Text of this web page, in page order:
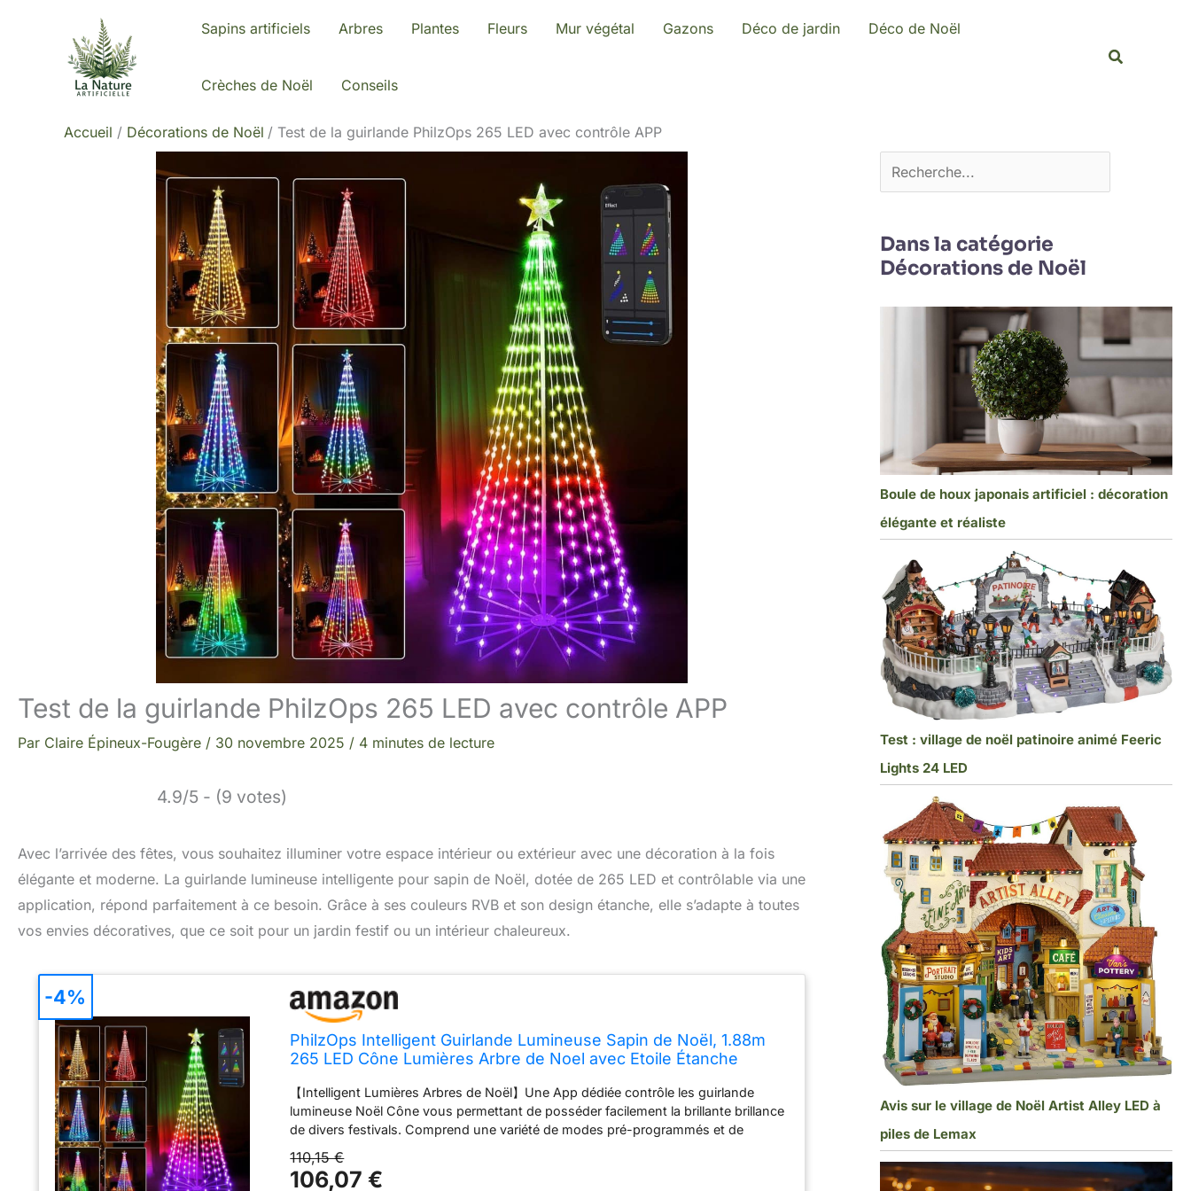
Sapins artificiels Arbres Plantes Fleurs Mur végétal Gazons Déco de jardin Déco de Noël
Crèches de Noël Conseils
Accueil Décorations de Noël Test de la guirlande PhilzOps 265 LED avec contrôle APP
Test de la guirlande PhilzOps 265 LED avec contrôle APP
Par Claire Épineux-Fougère / 30 novembre 2025 / 4 minutes de lecture
4.9/5 - (9 votes)
Avec l’arrivée des fêtes, vous souhaitez illuminer votre espace intérieur ou extérieur avec une décoration à la fois
élégante et moderne. La guirlande lumineuse intelligente pour sapin de Noël, dotée de 265 LED et contrôlable via une
application, répond parfaitement à ce besoin. Grâce à ses couleurs RVB et son design étanche, elle s’adapte à toutes
vos envies décoratives, que ce soit pour un jardin festif ou un intérieur chaleureux.
PhilzOps Intelligent Guirlande Lumineuse Sapin de Noël, 1.88m
265 LED Cône Lumières Arbre de Noel avec Etoile Étanche
Fête, Contrôle APP
【Intelligent Lumières Arbres de Noël】Une App dédiée contrôle les guirlande
lumineuse Noël Cône vous permettant de posséder facilement la brillante brillance
de divers festivals. Comprend une variété de modes pré-programmés et de
de riches paramètres personnalisés DIY, ajustent la luminosité à volonté,
améliorent votre atmosphère festive avec une synchronisation musicale pour
110,15 €
106,07 €
-4%
r
e
Dans la catégorie
Décorations de Noël
Boule de houx japonais artificiel : décoration
élégante et réaliste
Test : village de noël patinoire animé Feeric
Lights 24 LED
Avis sur le village de Noël Artist Alley LED à
piles de Lemax